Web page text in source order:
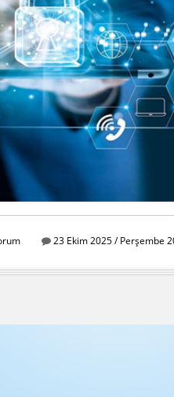
23 Ekim 2025 / Perşembe